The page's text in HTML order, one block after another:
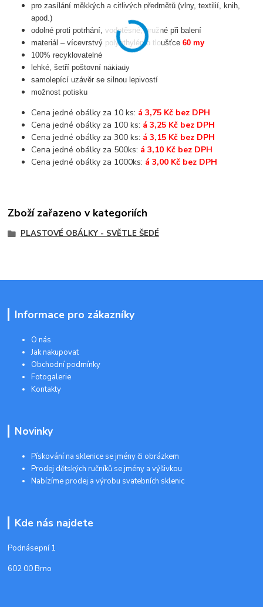
pro zasílání měkkých a citlivých předmětů (vlny, textilií, knih,
apod.)
odolné proti potrhání, vodotěsné, pružné při balení
materiál – vícevrstvý polyethylén o tloušťce60 my
100% recyklovatelné
lehké, šetří poštovní náklady
samolepící uzávěr se silnou lepivostí
možnost potisku
Cena jedné obálky za 10 ks: á 3,75 Kč bez DPH
Cena jedné obálky za 100 ks: á 3,25 Kč bez DPH
Cena jedné obálky za 300 ks: á 3,15 Kč bez DPH
Cena jedné obálky za 500ks: á 3,10 Kč bez DPH
Cena jedné obálky za 1000ks: á 3,00 Kč bez DPH
Zboží zařazeno v kategoriích
PLASTOVÉ OBÁLKY - SVĚTLE ŠEDÉ
Informace pro zákazníky
O nás
Jak nakupovat
Obchodní podmínky
Fotogalerie
Kontakty
Novinky
Pískování na sklenice se jmény či obrázkem
Prodej dětských ručníků se jmény a výšivkou
Nabízíme prodej a výrobu svatebních sklenic
Kde nás najdete
Podnásepní 1
602 00 Brno